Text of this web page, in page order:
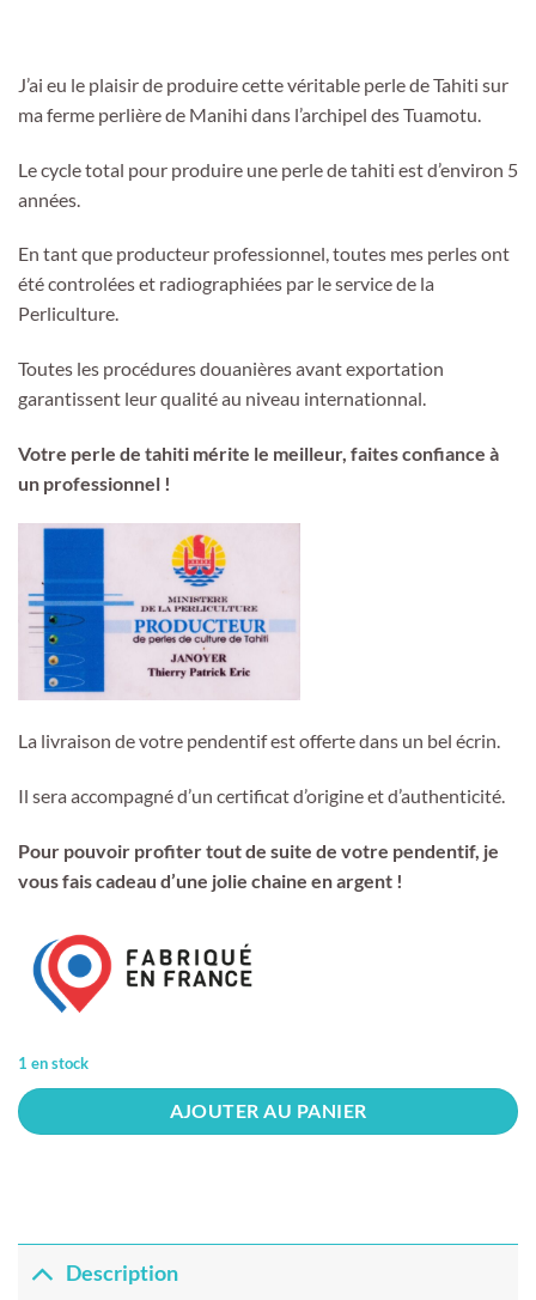
J’ai eu le plaisir de produire cette véritable perle de Tahiti sur
ma ferme perlière de Manihi dans l’archipel des Tuamotu.
Le cycle total pour produire une perle de tahiti est d’environ 5
années.
En tant que producteur professionnel, toutes mes perles ont
été controlées et radiographiées par le service de la
Perliculture.
Toutes les procédures douanières avant exportation
garantissent leur qualité au niveau internationnal.
Votre perle de tahiti mérite le meilleur, faites confiance à
un professionnel !
La livraison de votre pendentif est offerte dans un bel écrin.
Il sera accompagné d’un certificat d’origine et d’authenticité.
Pour pouvoir profiter tout de suite de votre pendentif, je
vous fais cadeau d’une jolie chaine en argent !
1 en stock
AJOUTER AU PANIER
Description